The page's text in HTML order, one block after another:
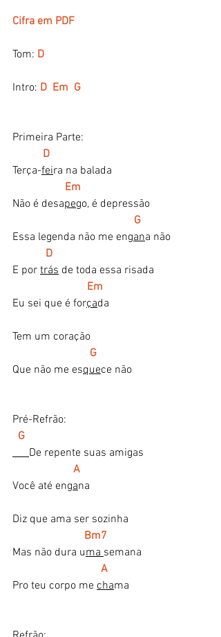
Cifra em PDF
Tom: D
Intro: D  Em  G
Primeira Parte:
D
Terça-feira na balada
Em
Não é desapego, é depressão
G
Essa legenda não me engana não
D
E por trás de toda essa risada
Em
Eu sei que é forçada
Tem um coração
G
Que não me esquece não
Pré-Refrão:
G
De repente suas amigas
A
Você até engana
Diz que ama ser sozinha
Bm7
Mas não dura uma semana
A
Pro teu corpo me chama